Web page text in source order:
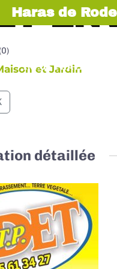
Haras de
INFOS PRATIQUES
0
et Jardin
détaillée